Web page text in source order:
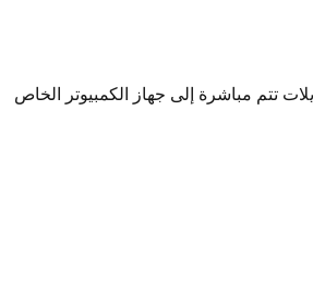
تتم مباشرة إلى جهاز الكمبيوتر الخاص